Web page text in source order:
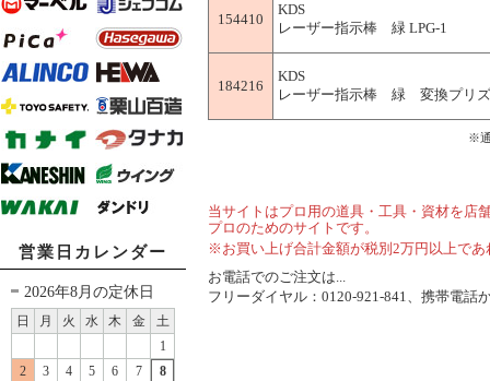
営業日カレンダー
2026年8月の定休日
日 月 火 水 木 金
土
1
2
3 4 5 6 7
8
154410
KDS
レーザー指示棒 緑 LPG-1
184216
KDS
レーザー指示棒 緑 変換プリズ
※
当サイトはプロ用の道具・工具・資材を店
プロのためのサイトです。
※お買い上げ合計金額が税別2万円以上で
お電話でのご注文は...
フリーダイヤル：0120-921-841、携帯電